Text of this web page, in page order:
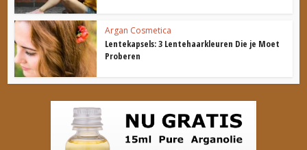
Argan Cosmetica
Lentekapsels: 3 Lentehaarkleuren Die je Moet
Proberen